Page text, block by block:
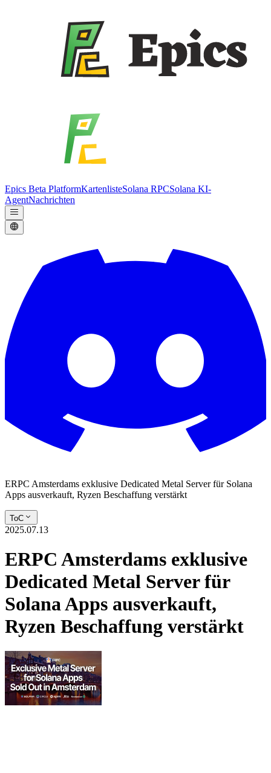
Epics Beta PlatformKartenlisteSolana RPCSolana KI-
AgentNachrichten
ERPC Amsterdams exklusive Dedicated Metal Server für Solana
Apps ausverkauft, Ryzen Beschaffung verstärkt
ToC
2025.07.13
ERPC Amsterdams exklusive
Dedicated Metal Server für
Solana Apps ausverkauft,
Ryzen Beschaffung verstärkt